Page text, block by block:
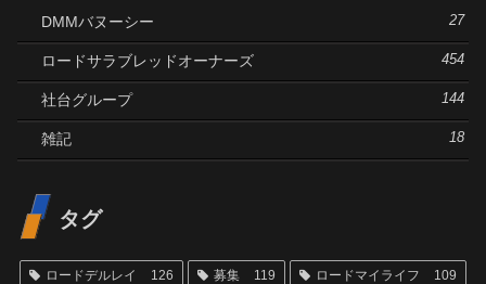
DMMバヌーシー 27
ロードサラブレッドオーナーズ 454
社台グループ 144
雑記 18
タグ
ロードデルレイ 126 募集 119 ロードマイライフ 109